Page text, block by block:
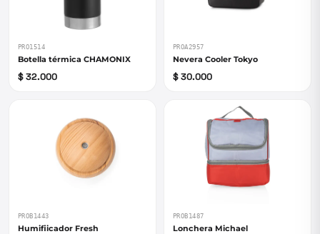
PRO1514
Botella térmica CHAMONIX
$ 32.000
PROA2957
Nevera Cooler Tokyo
$ 30.000
PROB1443
Humifiicador Fresh
PROB1487
Lonchera Michael